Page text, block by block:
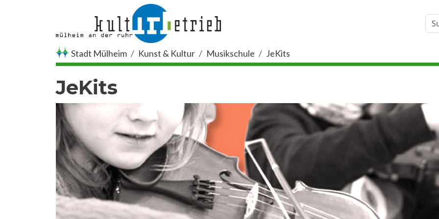
Stadt Mülheim Kunst & Kultur Musikschule JeKits
JeKits